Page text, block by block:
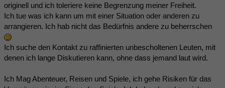
originell und ich toleriere keine Begrenzung meiner Freiheit.
Ich tue was ich kann um mit einer Situation oder anderen zu
arrangieren. Ich hab nicht das Bedürfnis andere zu beherrschen
Ich suche den Kontakt zu raffinierten unbescholtenen Leuten, mit
denen ich lange Diskutieren kann, ohne dass jemand laut wird.
Ich Mag Abenteuer, Reisen und Spiele, ich gehe Risiken für das